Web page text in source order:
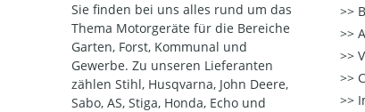
Sie finden bei uns alles rund um das
Thema Motorgeräte für die Bereiche
Garten, Forst, Kommunal und
Gewerbe. Zu unseren Lieferanten
zählen Stihl, Husqvarna, John Deere,
Sabo, AS, Stiga, Honda, Echo und